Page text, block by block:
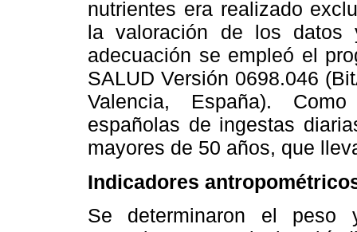
nutrientes era realizado
la valoración de los
adecuación se empleó el
SALUD Versión 0698.046
Valencia, España).
españolas de ingestas
mayores de 50 años, que
Indicadores
Se determinaron el